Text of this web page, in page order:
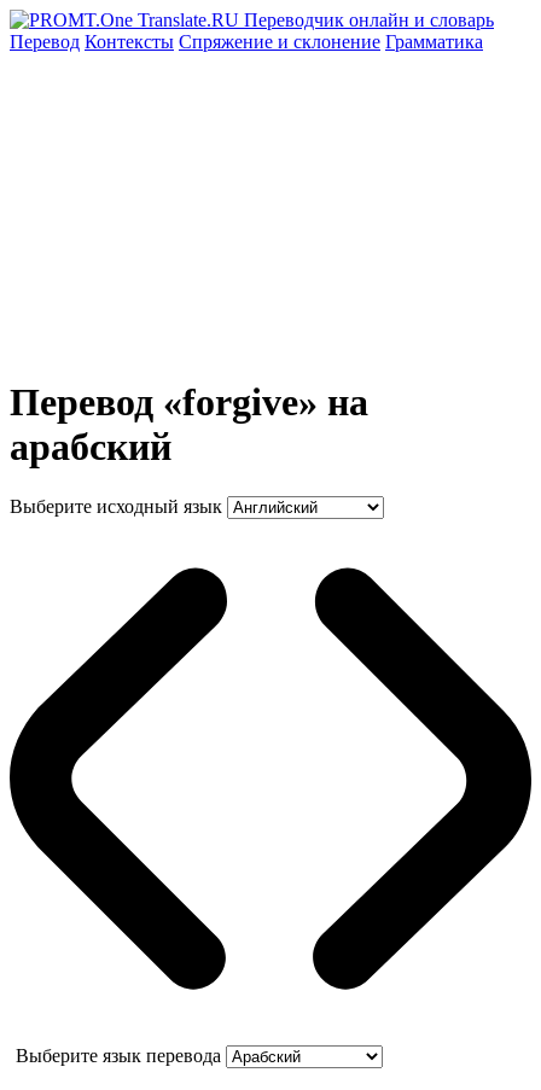
Перевод Контексты Спряжение и склонение Грамматика
Перевод «forgive» на
арабский
Выберите исходный язык
Выберите язык перевода